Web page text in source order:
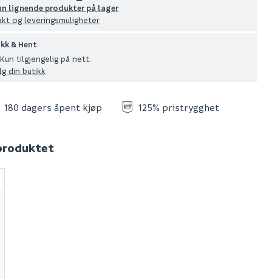
lignende produkter på lager
og leveringsmuligheter
& Hent
Kun tilgjengelig på nett.
din butikk
180 dagers åpent kjøp 125% pristrygghet